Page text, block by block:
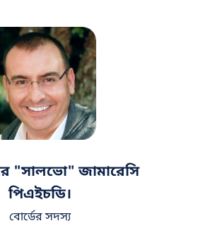
"সালভো" জামারেসি
পিএইচডি।
বোর্ডের সদস্য